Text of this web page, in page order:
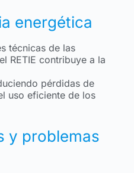
energética
técnicas de las
RETIE contribuye a la
pérdidas de
uso eficiente de los
y problemas